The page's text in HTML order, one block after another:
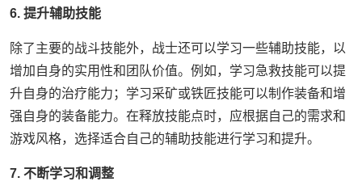
6. 提升辅助技能
除了主要的战斗技能外，战士还可以学习一些辅助技能，以
增加自身的实用性和团队价值。例如，学习急救技能可以提
升自身的治疗能力；学习采矿或铁匠技能可以制作装备和增
强自身的装备能力。在释放技能点时，应根据自己的需求和
游戏风格，选择适合自己的辅助技能进行学习和提升。
7. 不断学习和调整